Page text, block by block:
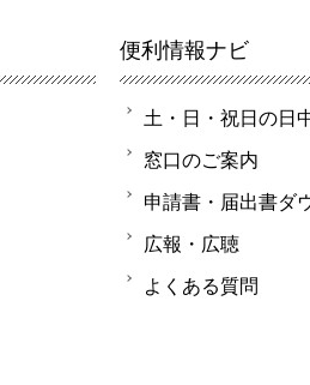
便利情報ナビ
土・日・祝日の日
窓口のご案内
申請書・届出書ダ
広報・広聴
よくある質問